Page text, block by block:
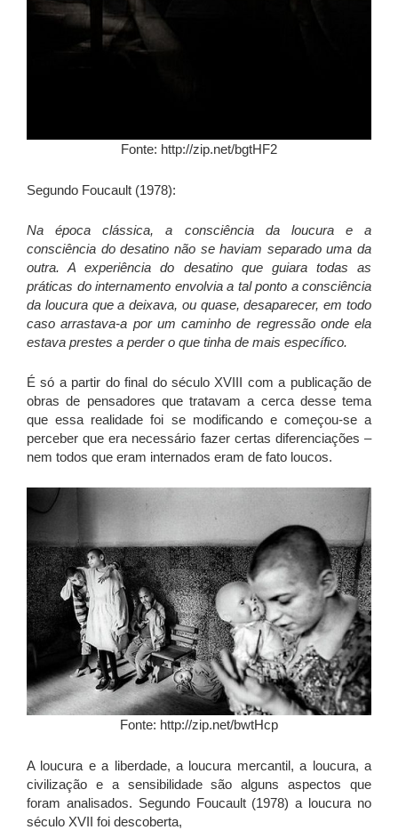
Fonte: http://zip.net/bgtHF2
Segundo Foucault (1978):
Na época clássica, a consciência da loucura e a
consciência do desatino não se haviam separado uma da
outra. A experiência do desatino que guiara todas as
práticas do internamento envolvia a tal ponto a consciência
da loucura que a deixava, ou quase, desaparecer, em todo
caso arrastava-a por um caminho de regressão onde ela
estava prestes a perder o que tinha de mais específico.
É só a partir do final do século XVIII com a publicação de
obras de pensadores que tratavam a cerca desse tema
que essa realidade foi se modificando e começou-se a
perceber que era necessário fazer certas diferenciações –
nem todos que eram internados eram de fato loucos.
Fonte: http://zip.net/bwtHcp
A loucura e a liberdade, a loucura mercantil, a loucura, a
civilização e a sensibilidade são alguns aspectos que
foram analisados. Segundo Foucault (1978) a loucura no
século XVII foi descoberta,